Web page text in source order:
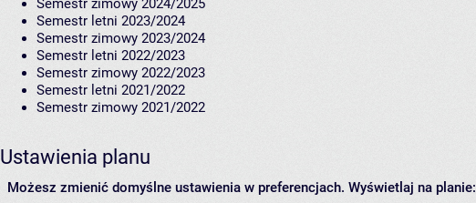
Semestr zimowy 2024/2025
Semestr letni 2023/2024
Semestr zimowy 2023/2024
Semestr letni 2022/2023
Semestr zimowy 2022/2023
Semestr letni 2021/2022
Semestr zimowy 2021/2022
Ustawienia planu
Możesz zmienić domyślne ustawienia w preferencjach. Wyświetlaj na planie: